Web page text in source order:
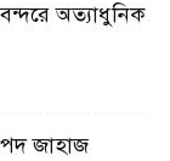
অত্যাধুনিক
জাহাজ